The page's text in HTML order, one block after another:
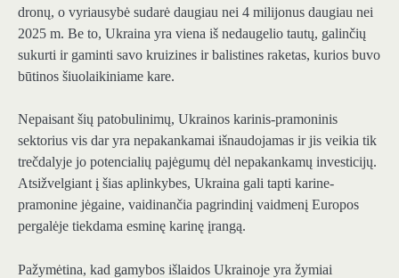
dronų, o vyriausybė sudarė daugiau nei 4 milijonus daugiau nei
2025 m. Be to, Ukraina yra viena iš nedaugelio tautų, galinčių
sukurti ir gaminti savo kruizines ir balistines raketas, kurios buvo
būtinos šiuolaikiniame kare.
Nepaisant šių patobulinimų, Ukrainos karinis-pramoninis
sektorius vis dar yra nepakankamai išnaudojamas ir jis veikia tik
trečdalyje jo potencialių pajėgumų dėl nepakankamų investicijų.
Atsižvelgiant į šias aplinkybes, Ukraina gali tapti karine-
pramonine jėgaine, vaidinančia pagrindinį vaidmenį Europos
pergalėje tiekdama esminę karinę įrangą.
Pažymėtina, kad gamybos išlaidos Ukrainoje yra žymiai